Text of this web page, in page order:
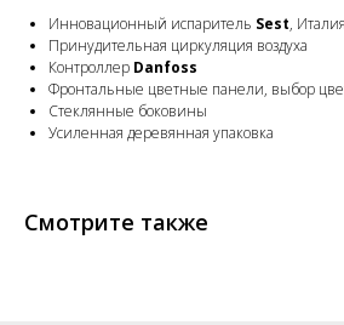
Инновационный испаритель Sest, Италия
Принудительная циркуляция воздуха
Контроллер Danfoss
Фронтальные цветные панели, выбор
Стеклянные боковины
Усиленная деревянная упаковка
Смотрите также